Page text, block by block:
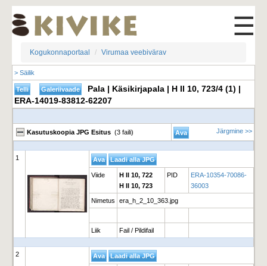
☰
Kogukonnaportaal Virumaa veebivärav
> Säilik
Pala | Käsikirjapala | H II 10, 723/4 (1) |
ERA-14019-83812-62207
Kasutuskoopia JPG Esitus (3 faili) Järgmine >>
1
Viide
H II 10, 722
H II 10, 723
PID
ERA-10354-70086-
36003
Nimetus era_h_2_10_363.jpg
Liik Fail / Pildifail
2